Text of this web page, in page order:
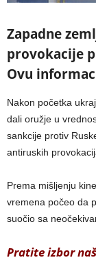
Zapadne
provokacije
Ovu
Nakon početka
dali oružje u
sankcije protiv
antiruskih
Prema mišljenju
vremena počeo da
suočio sa
Pratite izbor